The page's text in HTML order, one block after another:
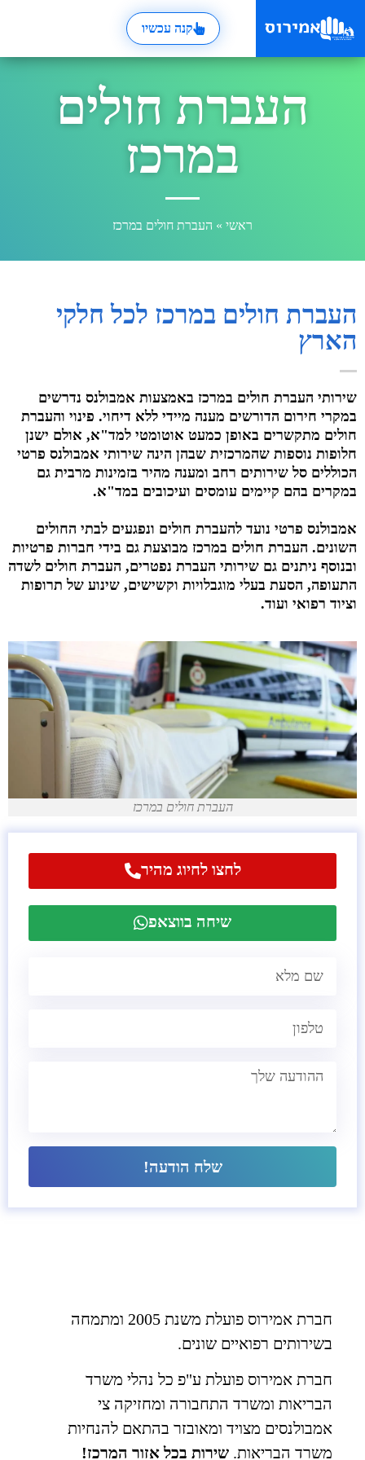
קנה עכשיו
העברת חולים
במרכז
ראשי » העברת חולים במרכז
העברת חולים במרכז לכל חלקי
הארץ
שירותי העברת חולים במרכז באמצעות אמבולנס נדרשים
במקרי חירום הדורשים מענה מיידי ללא דיחוי. פינוי והעברת
חולים מתקשרים באופן כמעט אוטומטי למד"א, אולם ישנן
חלופות נוספות שהמרכזית שבהן הינה שירותי אמבולנס פרטי
הכוללים סל שירותים רחב ומענה מהיר בזמינות מרבית גם
במקרים בהם קיימים עומסים ועיכובים במד"א.
אמבולנס פרטי נועד להעברת חולים ונפגעים לבתי החולים
השונים. העברת חולים במרכז מבוצעת גם בידי חברות פרטיות
ובנוסף ניתנים גם שירותי העברת נפטרים, העברת חולים לשדה
התעופה, הסעת בעלי מוגבלויות וקשישים, שינוע של תרופות
וציוד רפואי ועוד.
העברת חולים במרכז
לחצו לחיוג מהיר
שיחה בווצאפ
שלח הודעה!
חברת אמירוס פועלת משנת 2005 ומתמחה
בשירותים רפואיים שונים.
חברת אמירוס פועלת ע"פ כל נהלי משרד
הבריאות ומשרד התחבורה ומחזיקה צי
אמבולנסים מצויד ומאובזר בהתאם להנחיות
משרד הבריאות. שירות בכל אזור המרכז!